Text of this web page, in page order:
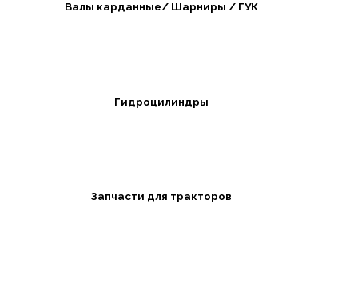
Валы карданные/ Шарниры / ГУК
Гидроцилиндры
Запчасти для тракторов